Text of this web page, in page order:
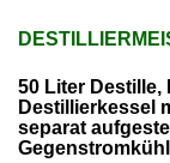
50 Liter Destille,
Destillierkessel
separat